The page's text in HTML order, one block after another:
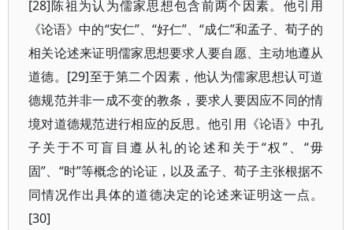
[28]陈祖为认为儒家思想包含前两个因素。他引用
《论语》中的“安仁”、“好仁”、“成仁”和孟子、荀子的
相关论述来证明儒家思想要求人要自愿、主动地遵从
道德。[29]至于第二个因素，他认为儒家思想认可道
德规范并非一成不变的教条，要求人要因应不同的情
境对道德规范进行相应的反思。他引用《论语》中孔
子关于不可盲目遵从礼的论述和关于“权”、“毋
固”、“时”等概念的论证，以及孟子、荀子主张根据不
同情况作出具体的道德决定的论述来证明这一点。
[30]